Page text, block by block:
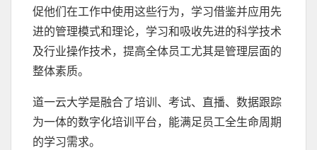
促他们在工作中使用这些行为，学习借鉴并应用先
进的管理模式和理论，学习和吸收先进的科学技术
及行业操作技术，提高全体员工尤其是管理层面的
整体素质。
道一云大学是融合了培训、考试、直播、数据跟踪
为一体的数字化培训平台，能满足员工全生命周期
的学习需求。